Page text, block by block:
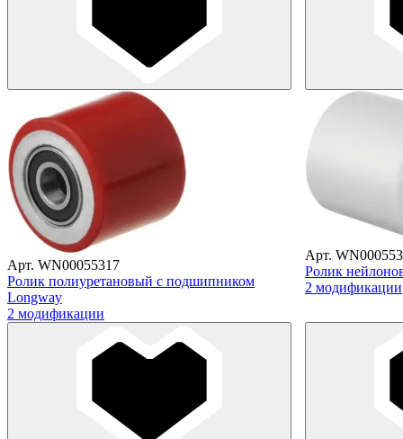
Арт. WN00055317
Ролик полиуретановый с подшипником
Longway
2 модификации
Арт.
Ролик
2 модификации